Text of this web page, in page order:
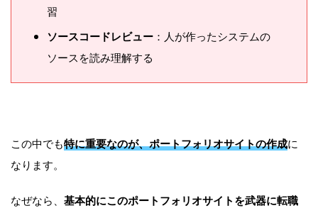
習
ソースコードレビュー ：人が作ったシステムの
ソースを読み理解する
この中でも特に重要なのが、ポートフォリオサイトの作成に
なります。
なぜなら、 基本的にこのポートフォリオサイトを武器に転職